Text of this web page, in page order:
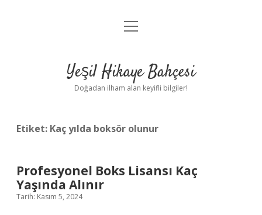
Anasayfa
Yasal Uyarı
menüyü
Yeşil Hikaye Bahçesi
Doğadan ilham alan keyifli bilgiler!
Etiket: Kaç yılda boksör olunur
Profesyonel Boks Lisansı Kaç
Yaşında Alınır
Tarih: Kasım 5, 2024